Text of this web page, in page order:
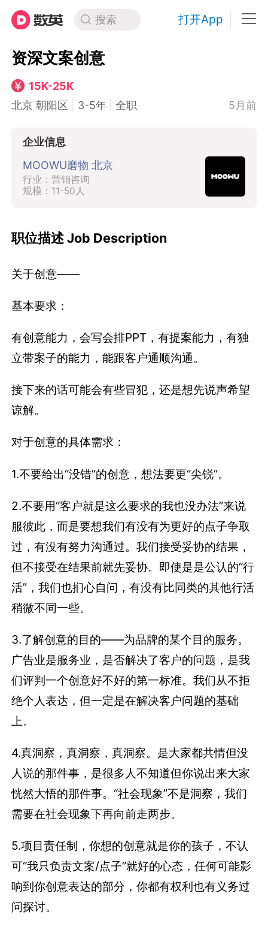
搜索 打开App
资深文案创意
15K-25K
北京 朝阳区
3-5年 全职 5月前
企业信息
MOOWU磨物 北京
行业：营销咨询
规模：11-50人
职位描述 Job Description
关于创意——
基本要求：
有创意能力，会写会排PPT，有提案能力，有独
立带案子的能力，能跟客户通顺沟通。
接下来的话可能会有些冒犯，还是想先说声希望
谅解。
对于创意的具体需求：
1.不要给出“没错”的创意，想法要更“尖锐”。
2.不要用“客户就是这么要求的我也没办法”来说
服彼此，而是要想我们有没有为更好的点子争取
过，有没有努力沟通过。我们接受妥协的结果，
但不接受在结果前就先妥协。即使是是公认的“行
活”，我们也扪心自问，有没有比同类的其他行活
稍微不同一些。
3.了解创意的目的——为品牌的某个目的服务。
广告业是服务业，是否解决了客户的问题，是我
们评判一个创意好不好的第一标准。我们从不拒
绝个人表达，但一定是在解决客户问题的基础
上。
4.真洞察，真洞察，真洞察。是大家都共情但没
人说的那件事，是很多人不知道但你说出来大家
恍然大悟的那件事。“社会现象”不是洞察，我们
需要在社会现象下再向前走两步。
5.项目责任制，你想的创意就是你的孩子，不认
可“我只负责文案/点子”就好的心态，任何可能影
响到你创意表达的部分，你都有权利也有义务过
问探讨。